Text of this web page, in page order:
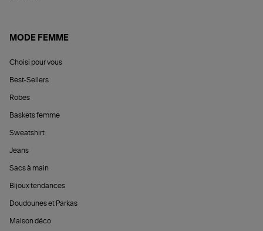
MODE FEMME
Choisi pour vous
Best-Sellers
Robes
Baskets femme
Sweatshirt
Jeans
Sacs à main
Bijoux tendances
Doudounes et Parkas
Maison déco